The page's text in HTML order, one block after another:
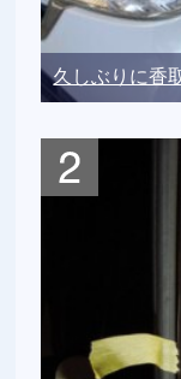
久しぶりに香